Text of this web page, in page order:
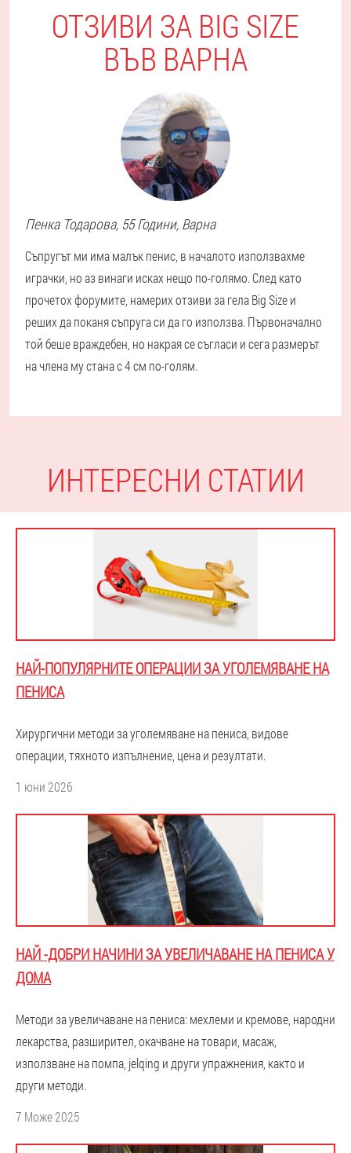
ОТЗИВИ ЗА BIG SIZE
ВЪВ ВАРНА
Пенка Тодарова, 55 Години, Варна
Съпругът ми има малък пенис, в началото използвахме
играчки, но аз винаги исках нещо по-голямо. След като
прочетох форумите, намерих отзиви за гела Big Size и
реших да поканя съпруга си да го използва. Първоначално
той беше враждебен, но накрая се съгласи и сега размерът
на члена му стана с 4 см по-голям.
ИНТЕРЕСНИ СТАТИИ
НАЙ-ПОПУЛЯРНИТЕ ОПЕРАЦИИ ЗА УГОЛЕМЯВАНЕ НА
ПЕНИСА
Хирургични методи за уголемяване на пениса, видове
операции, тяхното изпълнение, цена и резултати.
1 юни 2026
НАЙ -ДОБРИ НАЧИНИ ЗА УВЕЛИЧАВАНЕ НА ПЕНИСА У
ДОМА
Методи за увеличаване на пениса: мехлеми и кремове, народни
лекарства, разширител, окачване на товари, масаж,
използване на помпа, jelqing и други упражнения, както и
други методи.
7 Може 2025